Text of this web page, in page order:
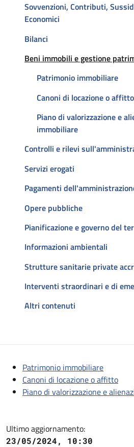
Sovvenzioni, Contributi,
Economici
Bilanci
Beni immobili e gestione
Attivo
Patrimonio immobiliare
Canoni di locazione o affitto
Piano di valorizzazione e
immobiliare
Controlli e rilevi
Servizi erogati
Pagamenti
Opere pubbliche
Pianificazione e governo del
Informazioni ambientali
Strutture sanitarie private
Interventi straordinari e di
Altri contenuti
Descrizione
Patrimonio immobiliare
Canoni di locazione o affitto
Piano di valorizzazione e
Ultimo aggiornamento:
23/05/2024, 10:30